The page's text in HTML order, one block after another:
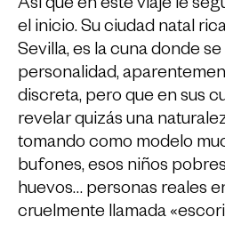
Así que en este viaje le
el inicio. Su ciudad natal
Sevilla, es la cuna donde
personalidad,
discreta, pero que en sus
revelar quizás una
tomando como modelo
bufones, esos niños
huevos… personas reales
cruelmente llamada